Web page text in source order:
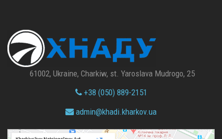
61002, Ukraine, Charkiw, st. Yaroslava Mudrogo, 25
+38 (050) 889-2151
admin@khadi.kharkov.ua